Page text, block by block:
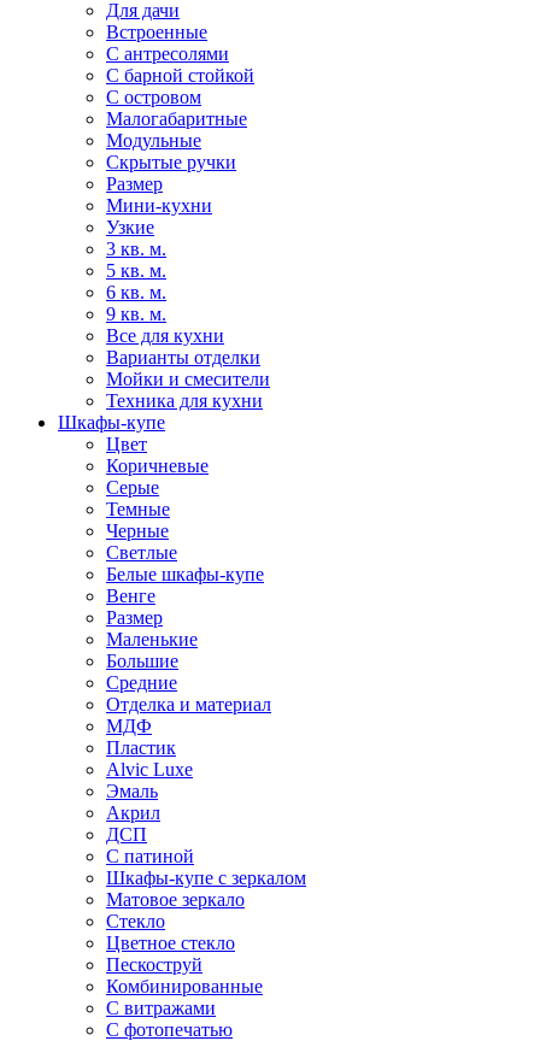
Для дачи
Встроенные
С антресолями
С барной стойкой
С островом
Малогабаритные
Модульные
Скрытые ручки
Размер
Мини-кухни
Узкие
3 кв. м.
5 кв. м.
6 кв. м.
9 кв. м.
Все для кухни
Варианты отделки
Мойки и смесители
Техника для кухни
Шкафы-купе
Цвет
Коричневые
Серые
Темные
Черные
Светлые
Белые шкафы-купе
Венге
Размер
Маленькие
Большие
Средние
Отделка и материал
МДФ
Пластик
Alvic Luxe
Эмаль
Акрил
ДСП
С патиной
Шкафы-купе с зеркалом
Матовое зеркало
Стекло
Цветное стекло
Пескоструй
Комбинированные
С витражами
С фотопечатью